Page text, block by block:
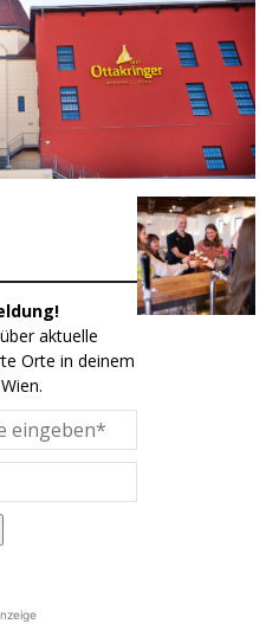
aktuelle
Orte in deinem